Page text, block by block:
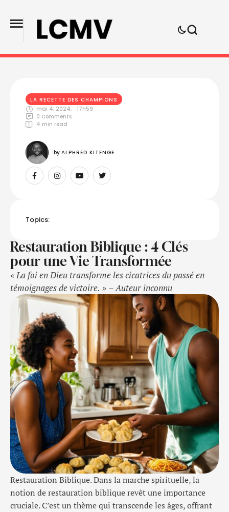
LA RECETTE DES CHAMPIONS
mai 4, 2024,
17h59
0 Comments
4 min read
by ALPHRED KITENGE
Topics:
Restauration Biblique : 4 Clés
pour une Vie Transformée
« La foi en Dieu transforme les cicatrices du passé en
témoignages de victoire. » – Auteur inconnu
Restauration Biblique. Dans la marche spirituelle, la
notion de restauration biblique revêt une importance
cruciale. C’est un thème qui transcende les âges, offrant